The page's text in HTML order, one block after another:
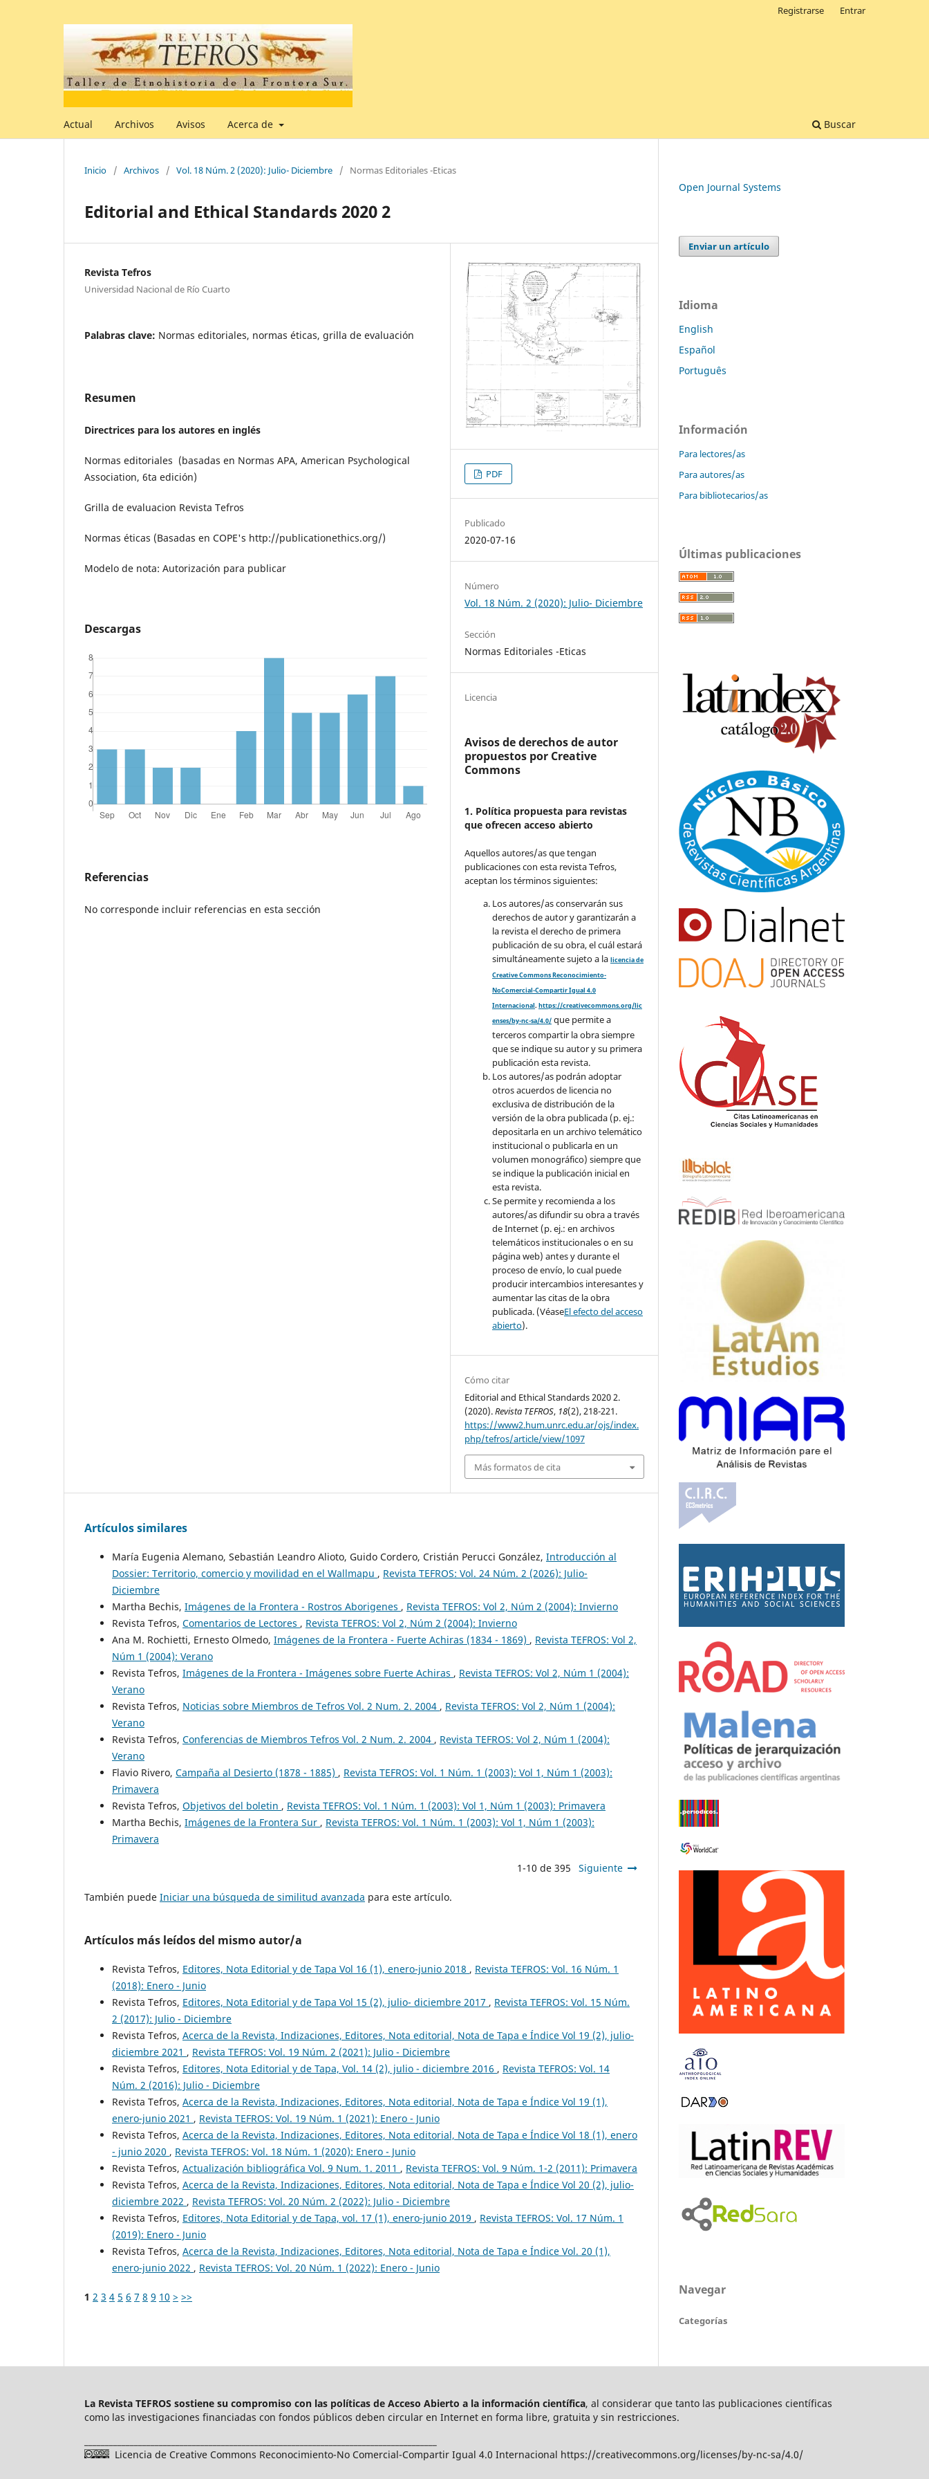
Actual Archivos Avisos Acerca de Buscar
Registrarse Entrar
Inicio / Archivos / Vol. 18 Núm. 2 (2020): Julio- Diciembre / Normas Editoriales -Eticas
Editorial and Ethical Standards 2020 2
Revista Tefros
Universidad Nacional de Río Cuarto
Palabras clave: Normas editoriales, normas éticas, grilla de evaluación
Resumen
Directrices para los autores en inglés
Normas editoriales (basadas en Normas APA, American Psychological
Association, 6ta edición)
Grilla de evaluacion Revista Tefros
Normas éticas (Basadas en COPE's http://publicationethics.org/)
Modelo de nota: Autorización para publicar
Descargas
Referencias
No corresponde incluir referencias en esta sección
PDF
Publicado
2020-07-16
Número
Vol. 18 Núm. 2 (2020): Julio- Diciembre
Sección
Normas Editoriales -Eticas
Licencia
Avisos de derechos de autor
propuestos por Creative
Commons
1. Política propuesta para revistas
que ofrecen acceso abierto
Aquellos autores/as que tengan
publicaciones con esta revista Tefros,
aceptan los términos siguientes:
Los autores/as conservarán sus
derechos de autor y garantizarán a
la revista el derecho de primera
publicación de su obra, el cuál estará
simultáneamente sujeto a lalicencia de
Creative Commons Reconocimiento-
NoComercial-Compartir Igual 4.0
Internacional.https://creativecommons.org/lic
enses/by-nc-sa/4.0/ que permite a
terceros compartir la obra siempre
que se indique su autor y su primera
publicación esta revista.
Los autores/as podrán adoptar
otros acuerdos de licencia no
exclusiva de distribución de la
versión de la obra publicada (p. ej.:
depositarla en un archivo telemático
institucional o publicarla en un
volumen monográfico) siempre que
se indique la publicación inicial en
esta revista.
Se permite y recomienda a los
autores/as difundir su obra a través
de Internet (p. ej.: en archivos
telemáticos institucionales o en su
página web) antes y durante el
proceso de envío, lo cual puede
producir intercambios interesantes y
aumentar las citas de la obra
publicada. (VéaseEl efecto del acceso
abierto).
Cómo citar
Editorial and Ethical Standards 2020 2.
(2020).Revista TEFROS, 18(2), 218-221.
https://www2.hum.unrc.edu.ar/ojs/index.
php/tefros/article/view/1097
Más formatos de cita
Artículos similares
María Eugenia Alemano, Sebastián Leandro Alioto, Guido Cordero, Cristián Perucci González, Introducción al
Dossier: Territorio, comercio y movilidad en el Wallmapu , Revista TEFROS: Vol. 24 Núm. 2 (2026): Julio-
Diciembre
Martha Bechis, Imágenes de la Frontera - Rostros Aborigenes , Revista TEFROS: Vol 2, Núm 2 (2004): Invierno
Revista Tefros, Comentarios de Lectores , Revista TEFROS: Vol 2, Núm 2 (2004): Invierno
Ana M. Rochietti, Ernesto Olmedo, Imágenes de la Frontera - Fuerte Achiras (1834 - 1869) , Revista TEFROS: Vol 2,
Núm 1 (2004): Verano
Revista Tefros, Imágenes de la Frontera - Imágenes sobre Fuerte Achiras , Revista TEFROS: Vol 2, Núm 1 (2004):
Verano
Revista Tefros, Noticias sobre Miembros de Tefros Vol. 2 Num. 2. 2004 , Revista TEFROS: Vol 2, Núm 1 (2004):
Verano
Revista Tefros, Conferencias de Miembros Tefros Vol. 2 Num. 2. 2004 , Revista TEFROS: Vol 2, Núm 1 (2004):
Verano
Flavio Rivero, Campaña al Desierto (1878 - 1885) , Revista TEFROS: Vol. 1 Núm. 1 (2003): Vol 1, Núm 1 (2003):
Primavera
Revista Tefros, Objetivos del boletin , Revista TEFROS: Vol. 1 Núm. 1 (2003): Vol 1, Núm 1 (2003): Primavera
Martha Bechis, Imágenes de la Frontera Sur , Revista TEFROS: Vol. 1 Núm. 1 (2003): Vol 1, Núm 1 (2003):
Primavera
1-10 de 395 Siguiente
También puede Iniciar una búsqueda de similitud avanzada para este artículo.
Artículos más leídos del mismo autor/a
Revista Tefros, Editores, Nota Editorial y de Tapa Vol 16 (1), enero-junio 2018 , Revista TEFROS: Vol. 16 Núm. 1
(2018): Enero - Junio
Revista Tefros, Editores, Nota Editorial y de Tapa Vol 15 (2), julio- diciembre 2017 , Revista TEFROS: Vol. 15 Núm.
2 (2017): Julio - Diciembre
Revista Tefros, Acerca de la Revista, Indizaciones, Editores, Nota editorial, Nota de Tapa e Índice Vol 19 (2), julio-
diciembre 2021 , Revista TEFROS: Vol. 19 Núm. 2 (2021): Julio - Diciembre
Revista Tefros, Editores, Nota Editorial y de Tapa, Vol. 14 (2), julio - diciembre 2016 , Revista TEFROS: Vol. 14
Núm. 2 (2016): Julio - Diciembre
Revista Tefros, Acerca de la Revista, Indizaciones, Editores, Nota editorial, Nota de Tapa e Índice Vol 19 (1),
enero-junio 2021 , Revista TEFROS: Vol. 19 Núm. 1 (2021): Enero - Junio
Revista Tefros, Acerca de la Revista, Indizaciones, Editores, Nota editorial, Nota de Tapa e Índice Vol 18 (1), enero
- junio 2020 , Revista TEFROS: Vol. 18 Núm. 1 (2020): Enero - Junio
Revista Tefros, Actualización bibliográfica Vol. 9 Num. 1. 2011 , Revista TEFROS: Vol. 9 Núm. 1-2 (2011): Primavera
Revista Tefros, Acerca de la Revista, Indizaciones, Editores, Nota editorial, Nota de Tapa e Índice Vol 20 (2), julio-
diciembre 2022 , Revista TEFROS: Vol. 20 Núm. 2 (2022): Julio - Diciembre
Revista Tefros, Editores, Nota Editorial y de Tapa, vol. 17 (1), enero-junio 2019 , Revista TEFROS: Vol. 17 Núm. 1
(2019): Enero - Junio
Revista Tefros, Acerca de la Revista, Indizaciones, Editores, Nota editorial, Nota de Tapa e Índice Vol. 20 (1),
enero-junio 2022 , Revista TEFROS: Vol. 20 Núm. 1 (2022): Enero - Junio
1 2 3 4 5 6 7 8 9 10 > >>
Open Journal Systems
Enviar un artículo
Idioma
English
Español
Português
Información
Para lectores/as
Para autores/as
Para bibliotecarios/as
Últimas publicaciones
Navegar
Categorías
La Revista TEFROS sostiene su compromiso con las políticas de Acceso Abierto a la información científica, al considerar que tanto las publicaciones científicas
como las investigaciones financiadas con fondos públicos deben circular en Internet en forma libre, gratuita y sin restricciones.
Licencia de Creative Commons Reconocimiento-No Comercial-Compartir Igual 4.0 Internacional https://creativecommons.org/licenses/by-nc-sa/4.0/